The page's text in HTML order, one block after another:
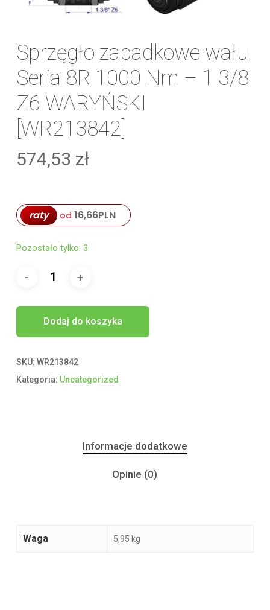
Sprzęgło zapadkowe wału
Seria 8R 1000 Nm – 1 3/8
Z6 WARYŃSKI
[WR213842]
574,53 zł
raty od 16,66PLN
Pozostało tylko: 3
Dodaj do koszyka
SKU: WR213842
Kategoria: Uncategorized
Informacje dodatkowe
Opinie (0)
Waga 5,95 kg